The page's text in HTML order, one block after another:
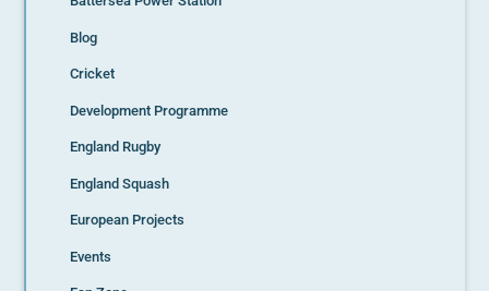
Blog
Cricket
Development Programme
England Rugby
England Squash
European Projects
Events